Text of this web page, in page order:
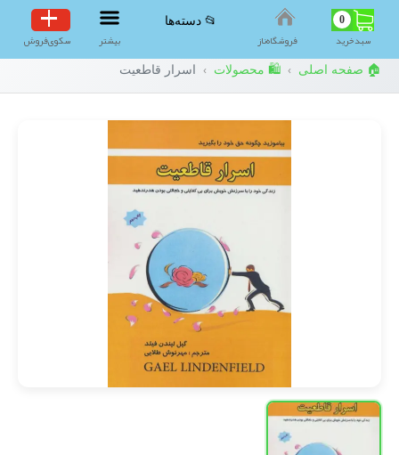
0
سبد‌خرید فروشگاه‌ناز
📂 دسته‌ها
بیشتر سکوی‌فروش
🏠 صفحه اصلی › 🛍️ محصولات › اسرار قاطعیت